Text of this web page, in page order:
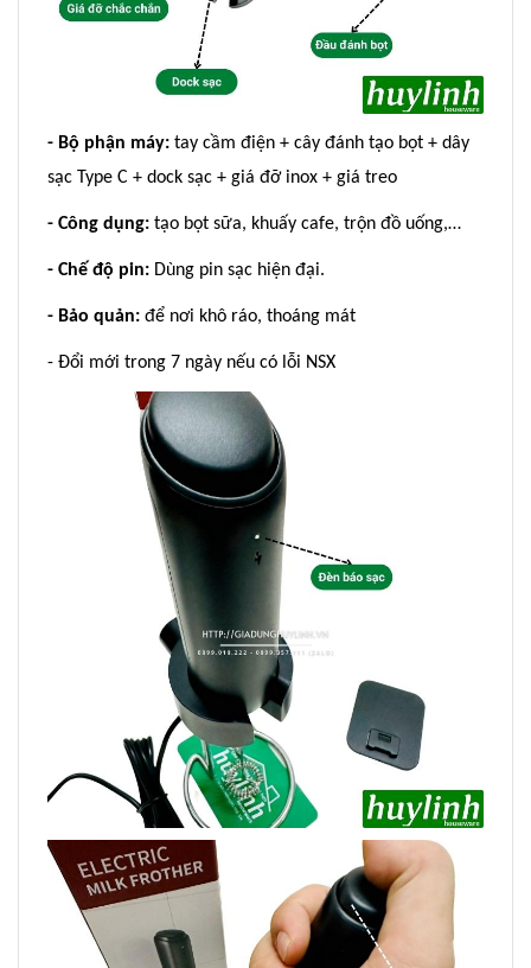
- Bộ phận máy: tay cầm điện + cây đánh tạo bọt + dây
sạc Type C + dock sạc + giá đỡ inox + giá treo
- Công dụng: tạo bọt sữa, khuấy cafe, trộn đồ uống,…
- Chế độ pin: Dùng pin sạc hiện đại.
- Bảo quản: để nơi khô ráo, thoáng mát
- Đổi mới trong 7 ngày nếu có lỗi NSX